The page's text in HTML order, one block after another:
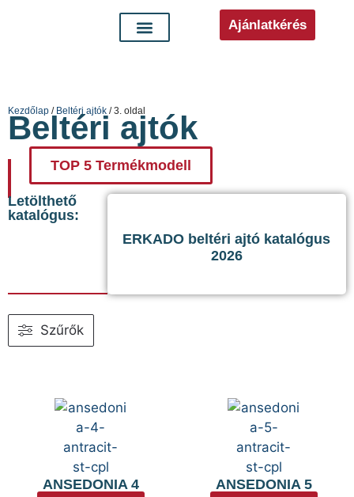
Ajánlatkérés
Kezdőlap / Beltéri ajtók / 3. oldal
Beltéri ajtók
TOP 5 Termékmodell
Letölthető
katalógus:
ERKADO beltéri ajtó katalógus
2026
Szűrők
ANSEDONIA 4 ANSEDONIA 5